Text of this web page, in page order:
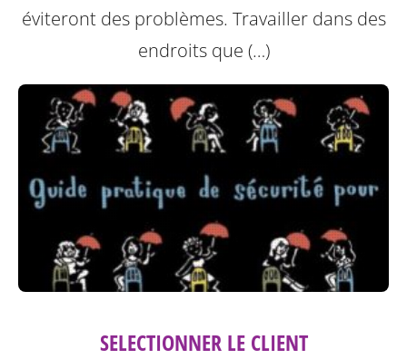
éviteront des problèmes. Travailler dans des
endroits que (…)
SELECTIONNER LE CLIENT